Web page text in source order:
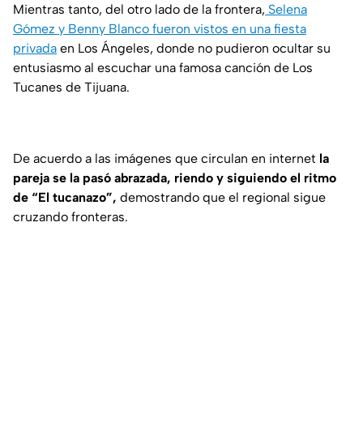
Mientras tanto, del otro lado de la frontera, Selena
Gómez y Benny Blanco fueron vistos en una fiesta
privada en Los Ángeles, donde no pudieron ocultar su
entusiasmo al escuchar una famosa canción de Los
Tucanes de Tijuana.
De acuerdo a las imágenes que circulan en internet la
pareja se la pasó abrazada, riendo y siguiendo el ritmo
de “El tucanazo”, demostrando que el regional sigue
cruzando fronteras.